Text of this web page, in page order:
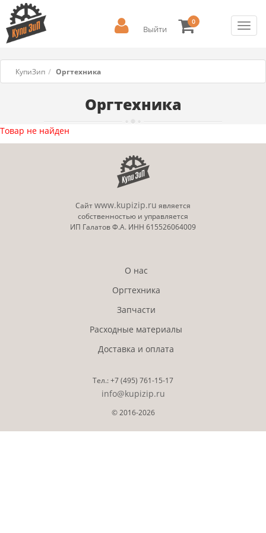
Выйти
0
КупиЗип Оргтехника
Оргтехника
Товар не найден
Сайтwww.kupizip.ru является
собственностью и управляется
ИП Галатов Ф.А. ИНН 615526064009
О нас
Оргтехника
Запчасти
Расходные материалы
Доставка и оплата
Тел.:+7 (495) 761-15-17
info@kupizip.ru
© 2016-2026